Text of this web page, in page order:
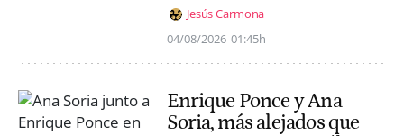
Jesús Carmona
04/08/2026 01:45h
Enrique Ponce y Ana
Soria, más alejados que